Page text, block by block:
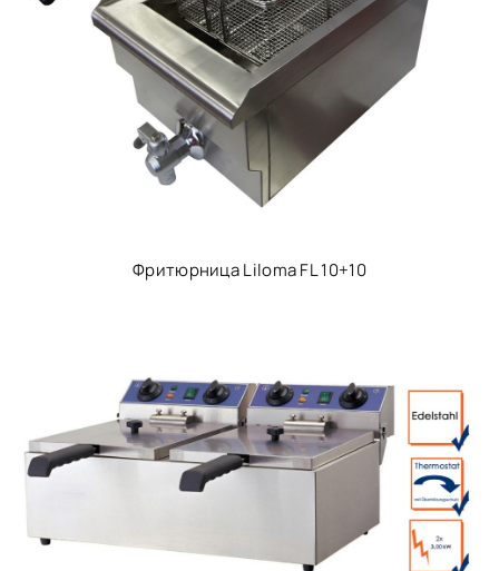
Фритюрница Liloma FL 10+10